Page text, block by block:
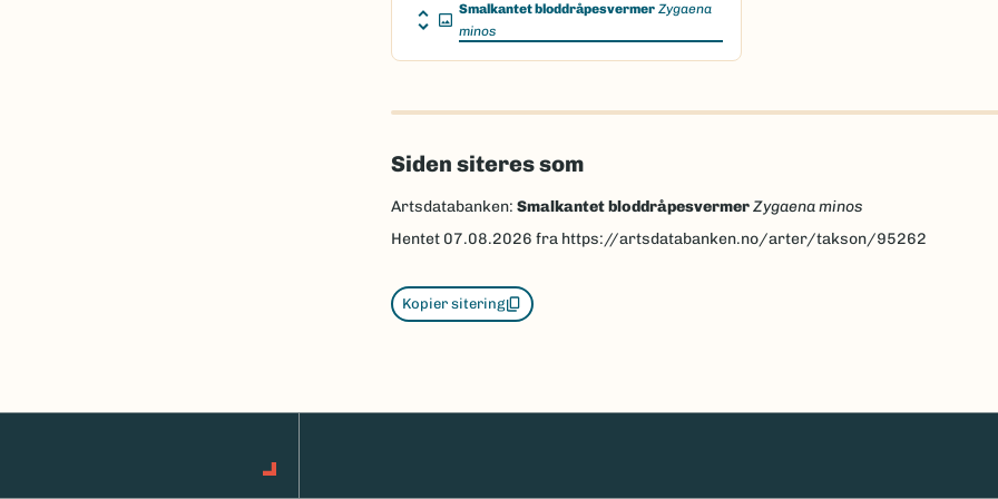
Smalkantet bloddråpesvermer Zygaena
minos
Siden siteres som
Artsdatabanken: Smalkantet bloddråpesvermerZygaena minos
Hentet 07.08.2026 fra https://artsdatabanken.no/arter/takson/95262
Kopier sitering